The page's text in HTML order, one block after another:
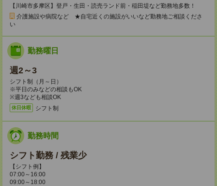
【川崎市多摩区】登戸・生田・読売ランド前・稲田堤など勤務地多数！
介護施設や病院など ★自宅近くの施設がいいなど勤務地ご相談くださ
い
勤務曜日
週2～3
シフト制（月～日）
※平日のみなどの相談もOK
※週3なども相談OK
休日休暇 シフト制
勤務時間
シフト勤務 / 残業少
【シフト例】
07:00～16:00
09:00～18:00